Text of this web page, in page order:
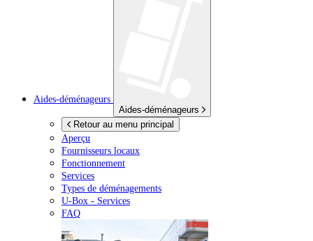
Aides-déménageurs
Aides-déménageurs
Retour au menu principal
Aperçu
Fournisseurs locaux
Fonctionnement
Services
Types de déménagements
U-Box - Services
FAQ